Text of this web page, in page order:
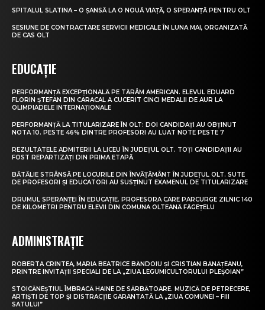
SPITALUL SLATINA – O ȘANSĂ LA O NOUĂ VIAȚĂ, O SPERANȚĂ PENTRU OLT
SESIUNE DE CONTRACTARE SERVICII MEDICALE ÎN LUNA MAI, ORGANIZATĂ
DE CAS OLT
EDUCAȚIE
PERFORMANȚĂ EXCEPȚIONALĂ PE TĂRÂM AMERICAN. ELEVUL EDUARD
FLORIN ȘTEFAN DIN CARACAL A CUCERIT CINCI MEDALII DE AUR LA
OLIMPIADELE INTERNAȚIONALE
PERFORMANȚĂ LA TITULARIZARE ÎN OLT: DOI CANDIDAȚI AU OBȚINUT
NOTA 10. PESTE 46% DINTRE PROFESORI AU LUAT NOTE PESTE 7
REZULTATELE ADMITERII LA LICEU ÎN JUDEȚUL OLT. TOȚI CANDIDAȚII AU
FOST REPARTIZAȚI DIN PRIMA ETAPĂ
BĂTĂLIE STRÂNSĂ PE LOCURILE DIN ÎNVĂȚĂMÂNT ÎN JUDEȚUL OLT. SUTE
DE PROFESORI ȘI EDUCATORI AU SUSȚINUT EXAMENUL DE TITULARIZARE
DRUMUL SPERANȚEI ÎN EDUCAȚIE. PROFESORA CARE PARCURGE ZILNIC 140
DE KILOMETRI PENTRU ELEVII DIN COMUNA OLTEANĂ FĂGEȚELU
ADMINISTRAȚIE
ROBERTA CRINTEA, MARIA BEATRICE BĂNDOIU ȘI CRISTIAN BĂNĂȚEANU,
PRINTRE INVITAȚII SPECIALI DE LA „ZIUA LEGUMICULTORULUI PLEȘOIAN”
STOICĂNEȘTIUL ÎMBRACĂ HAINE DE SĂRBĂTOARE. MUZICĂ DE PETRECERE,
ARTIȘTI DE TOP ȘI DISTRACȚIE GARANTATĂ LA „ZIUA COMUNEI – FIII
SATULUI”